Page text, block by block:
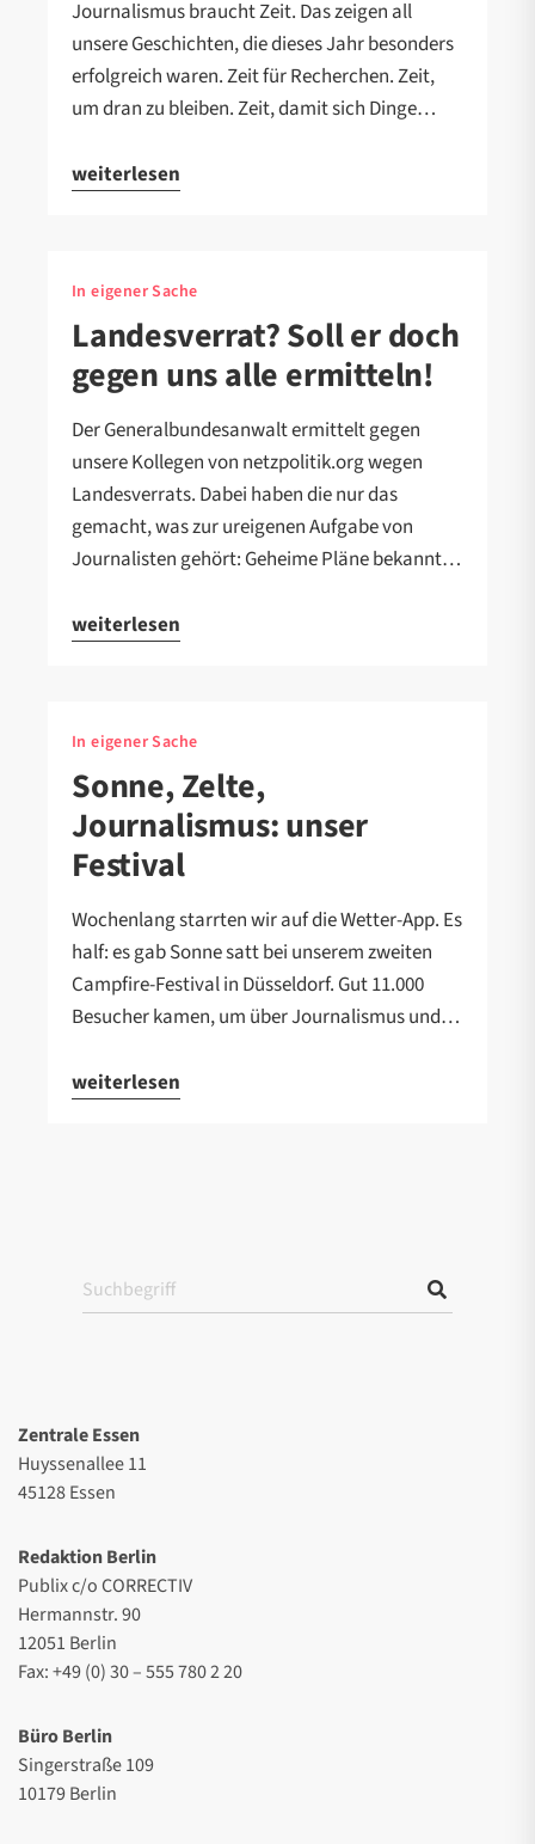
Journalismus braucht Zeit. Das zeigen all
unsere Geschichten, die dieses Jahr besonders
erfolgreich waren. Zeit für Recherchen. Zeit,
um dran zu bleiben. Zeit, damit sich Dinge…
weiterlesen
In eigener Sache
Landesverrat? Soll er doch
gegen uns alle ermitteln!
Der Generalbundesanwalt ermittelt gegen
unsere Kollegen von netzpolitik.org wegen
Landesverrats. Dabei haben die nur das
gemacht, was zur ureigenen Aufgabe von
Journalisten gehört: Geheime Pläne bekannt…
weiterlesen
In eigener Sache
Sonne, Zelte,
Journalismus: unser
Festival
Wochenlang starrten wir auf die Wetter-App. Es
half: es gab Sonne satt bei unserem zweiten
Campfire-Festival in Düsseldorf. Gut 11.000
Besucher kamen, um über Journalismus und…
weiterlesen
Zentrale Essen
Huyssenallee 11
45128 Essen
Redaktion Berlin
Publix c/o CORRECTIV
Hermannstr. 90
12051 Berlin
Fax: +49 (0) 30 – 555 780 2 20
Büro Berlin
Singerstraße 109
10179 Berlin